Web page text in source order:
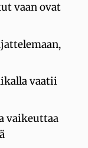
vaan ovat
vaatii
vaikeuttaa